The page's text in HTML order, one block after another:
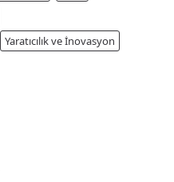
Yaratıcılık ve İnovasyon